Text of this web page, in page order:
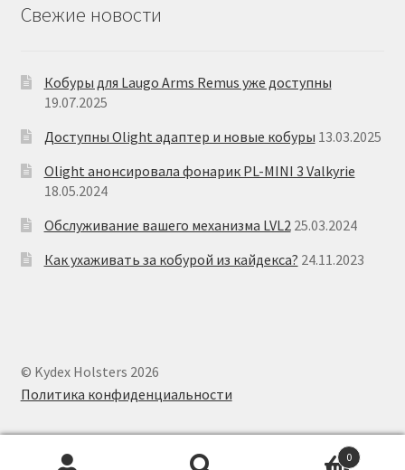
Свежие новости
Кобуры для Laugo Arms Remus уже доступны
19.07.2025
Доступны Olight адаптер и новые кобуры 13.03.2025
Olight анонсировала фонарик PL-MINI 3 Valkyrie
18.05.2024
Обслуживание вашего механизма LVL2 25.03.2024
Как ухаживать за кобурой из кайдекса? 24.11.2023
© Kydex Holsters 2026
Политика конфиденциальности
0